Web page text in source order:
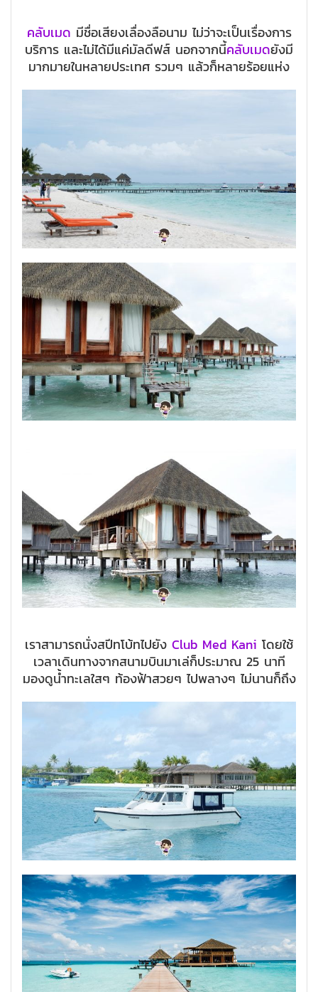
คลับเมด มีชื่อเสียงเลื่องลือนาม ไม่ว่าจะเป็นเรื่องการ
บริการ และไม่ได้มีแค่มัลดีฟส์ นอกจากนี้คลับเมดยังมี
มากมายในหลายประเทศ รวมๆ แล้วก็หลายร้อยแห่ง
เราสามารถนั่งสปีทโบ้ทไปยัง Club Med Kani โดยใช้
เวลาเดินทางจากสนามบินมาเล่ก็ประมาณ 25 นาที
มองดูน้ำทะเลใสๆ ท้องฟ้าสวยๆ ไปพลางๆ ไม่นานก็ถึง